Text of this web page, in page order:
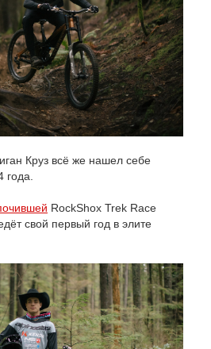
Круз всё же нашел себе
года.
RockShox Trek Race
свой первый год в элите